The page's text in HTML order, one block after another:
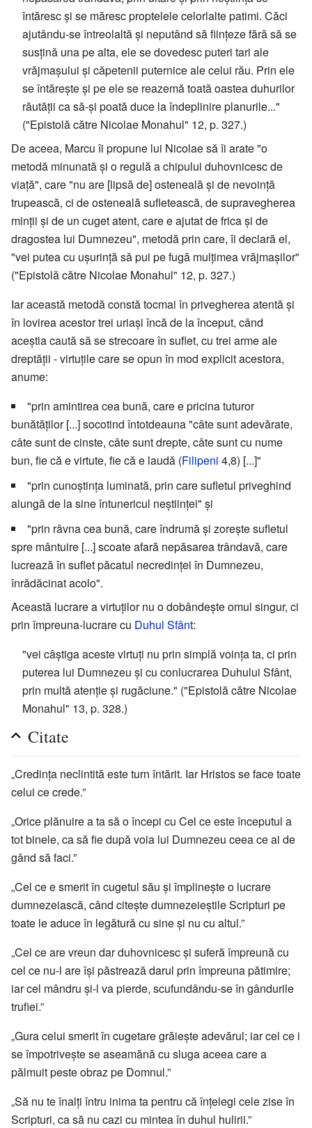
întăresc și se măresc proptelele celorlalte patimi. Căci
ajutându-se întreolaltă și neputând să ființeze fără să se
susțină una pe alta, ele se dovedesc puteri tari ale
vrăjmașului și căpetenii puternice ale celui rău. Prin ele
se întărește și pe ele se reazemă toată oastea duhurilor
răutății ca să-și poată duce la îndeplinire planurile..."
("Epistolă către Nicolae Monahul" 12, p. 327.)
De aceea, Marcu îi propune lui Nicolae să îi arate "o
metodă minunată și o regulă a chipului duhovnicesc de
viață", care "nu are [lipsă de] osteneală și de nevoință
trupească, ci de osteneală sufletească, de supravegherea
minții și de un cuget atent, care e ajutat de frica și de
dragostea lui Dumnezeu", metodă prin care, îi declară el,
"vei putea cu ușurință să pui pe fugă mulțimea vrăjmașilor"
("Epistolă către Nicolae Monahul" 12, p. 327.)
Iar această metodă constă tocmai în privegherea atentă și
în lovirea acestor trei uriași încă de la început, când
aceștia caută să se strecoare în suflet, cu trei arme ale
dreptății - virtuțile care se opun în mod explicit acestora,
anume:
"prin amintirea cea bună, care e pricina tuturor
bunătăților [...] socotind întotdeauna "câte sunt adevărate,
câte sunt de cinste, câte sunt drepte, câte sunt cu nume
bun, fie că e virtute, fie că e laudă (Filipeni 4,8) [...]"
"prin cunoștința luminată, prin care sufletul priveghind
alungă de la sine întunericul neștiinței" și
"prin râvna cea bună, care îndrumă și zorește sufletul
spre mântuire [...] scoate afară nepăsarea trândavă, care
lucrează în suflet păcatul necredinței în Dumnezeu,
înrădăcinat acolo".
Această lucrare a virtuților nu o dobândește omul singur, ci
prin împreuna-lucrare cu Duhul Sfânt:
"vei câștiga aceste virtuți nu prin simplă voința ta, ci prin
puterea lui Dumnezeu și cu conlucrarea Duhului Sfânt,
prin multă atenție și rugăciune." ("Epistolă către Nicolae
Monahul" 13, p. 328.)
Citate
„Credința neclintită este turn întărit. Iar Hristos se face toate
celui ce crede.”
„Orice plănuire a ta să o începi cu Cel ce este începutul a
tot binele, ca să fie după voia lui Dumnezeu ceea ce ai de
gând să faci.”
„Cel ce e smerit în cugetul său și împlinește o lucrare
dumnezeiască, când citește dumnezeieștile Scripturi pe
toate le aduce în legătură cu sine și nu cu altul.”
„Cel ce are vreun dar duhovnicesc și suferă împreună cu
cel ce nu-l are își păstrează darul prin împreuna pătimire;
iar cel mândru și-l va pierde, scufundându-se în gândurile
trufiei.”
„Gura celui smerit în cugetare grăiește adevărul; iar cel ce i
se împotrivește se aseamănă cu sluga aceea care a
pălmuit peste obraz pe Domnul.”
„Să nu te înalți întru inima ta pentru că înțelegi cele zise în
Scripturi, ca să nu cazi cu mintea în duhul hulirii.”